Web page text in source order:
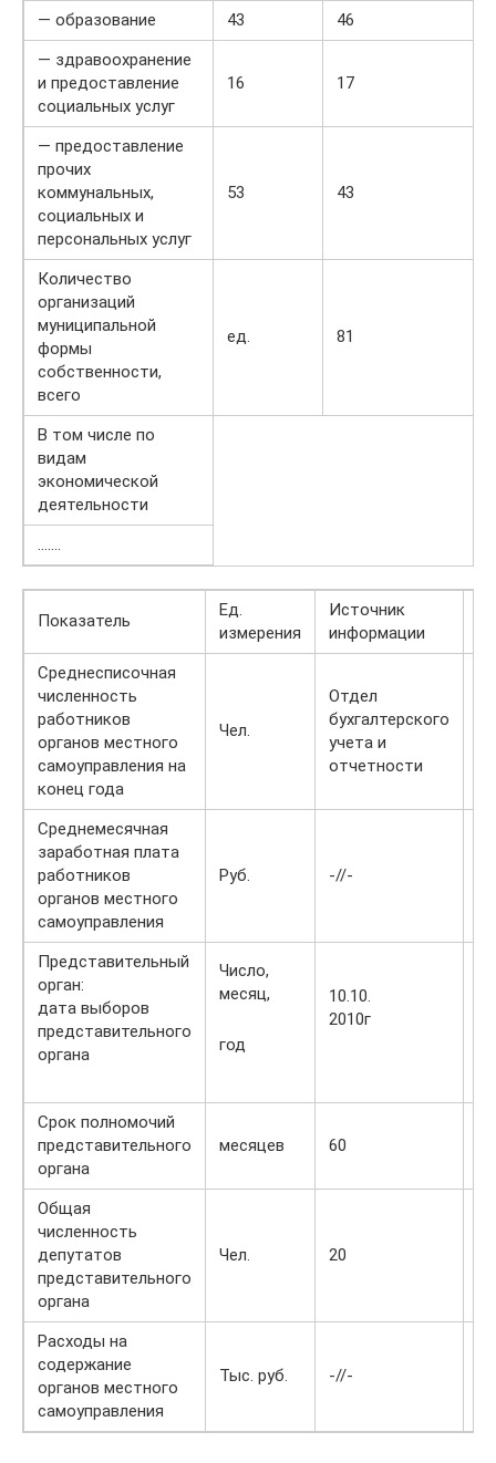
— образование 43
46
— здравоохранение
и предоставление
социальных услуг
16 17
— предоставление
прочих
коммунальных,
социальных и
персональных услуг
53 43
Количество
организаций
муниципальной
формы
собственности,
всего
ед. 81
В том числе по
видам
экономической
деятельности
…….
Показатель
Ед.
измерения
Источник
информации
Среднесписочная
численность
работников
органов местного
самоуправления на
конец года
Чел.
Отдел
бухгалтерского
учета и
отчетности
Среднемесячная
заработная плата
работников
органов местного
самоуправления
Руб. -//-
Представительный
орган:
дата выборов
представительного
органа
Число,
месяц,
год
10.10.
2010г
Срок полномочий
представительного
органа
месяцев 60
Общая
численность
депутатов
представительного
органа
Чел. 20
Расходы на
содержание
органов местного
самоуправления
Тыс. руб. -//-